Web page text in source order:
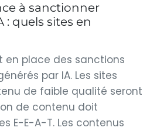
à sanctionner
: quels sites en
en place des sanctions
par IA. Les sites
de faible qualité seront
de contenu doit
E-E-A-T. Les contenus